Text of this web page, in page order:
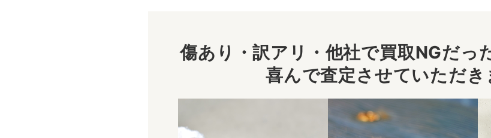
傷あり・訳アリ・他社で買取NGだっ
喜んで査定させていただき